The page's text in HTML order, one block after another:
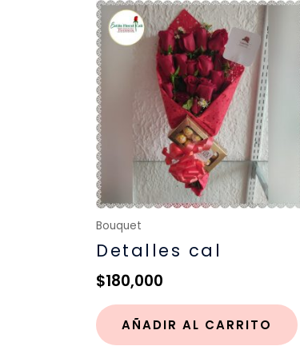
Bouquet
Detalles cal
$180,000
AÑADIR AL CARRITO